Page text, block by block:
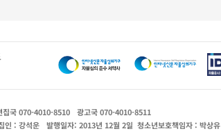
집국 070-4010-8510
광고국 070-4010-8511
인 : 강석운 발행일자: 2013년 12월 2일 청소년보호책임자 : 박상유